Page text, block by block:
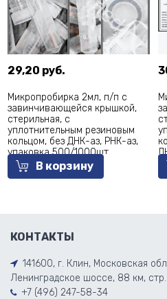
29,20 руб.
Микропробирка 2мл, п/п с
завинчивающейся крышкой,
стерильная, с
уплотнительным резиновым
кольцом, без ДНК-аз, РНК-аз,
упаковка 500/1000шт,
AptacaВ корзину
КОНТАКТЫ
141600, г. Клин, Московская
Ленинградское шоссе, 88 км,
+7 (496) 247-58-34